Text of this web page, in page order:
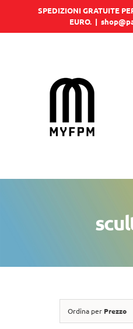
SPEDIZIONI GRATUITE
EURO. |
Ordina per Prezzo